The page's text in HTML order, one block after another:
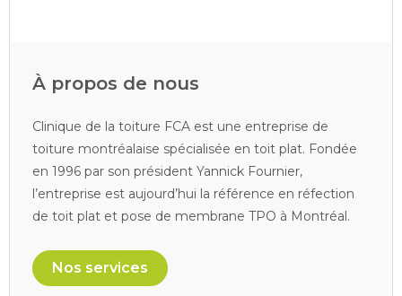
À propos de nous
Clinique de la toiture FCA est une entreprise de
toiture montréalaise spécialisée en toit plat. Fondée
en 1996 par son président Yannick Fournier,
l’entreprise est aujourd’hui la référence en réfection
de toit plat et pose de membrane TPO à Montréal.
Nos services